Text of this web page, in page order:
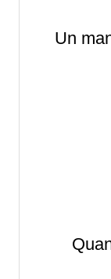
Un